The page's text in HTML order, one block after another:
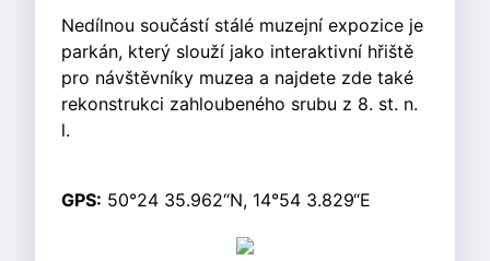
Nedílnou součástí stálé muzejní expozice je
parkán, který slouží jako interaktivní hřiště
pro návštěvníky muzea a najdete zde také
rekonstrukci zahloubeného srubu z 8. st. n.
l.
GPS: 50°24 35.962“N, 14°54 3.829“E